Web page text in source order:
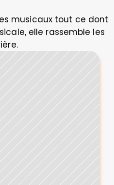
musicaux tout ce dont
elle rassemble les